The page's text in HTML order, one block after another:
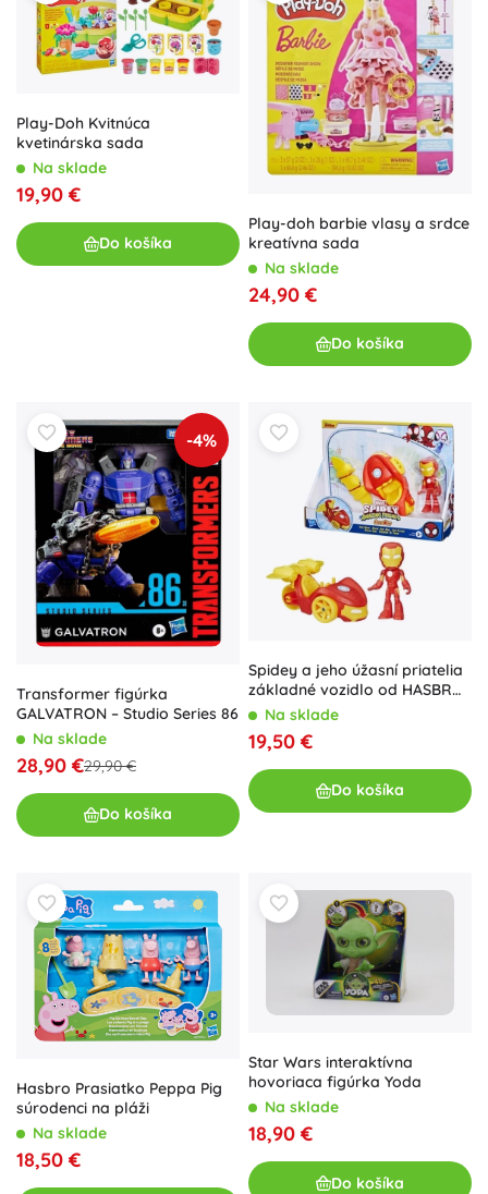
Play-Doh Kvitnúca
kvetinárska sada
Na sklade
19,90 €
Do košíka
Play-doh barbie vlasy a srdce
kreatívna sada
Na sklade
24,90 €
Do košíka
-4%
Transformer figúrka
GALVATRON – Studio Series 86
Na sklade
28,90 €29,90 €
Do košíka
Spidey a jeho úžasní priatelia
základné vozidlo od HASBRO
– IronNa sklade
19,50 €
Do košíka
Hasbro Prasiatko Peppa Pig
súrodenci na pláži
Na sklade
18,50 €
Star Wars interaktívna
hovoriaca figúrka Yoda
Na sklade
18,90 €
Do košíka